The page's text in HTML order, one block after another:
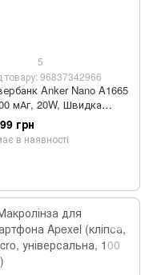
5
товару: 96837342966
Anker Nano A1665
мАг, 20W, Швидка
Рожевий)
грн
в наявності